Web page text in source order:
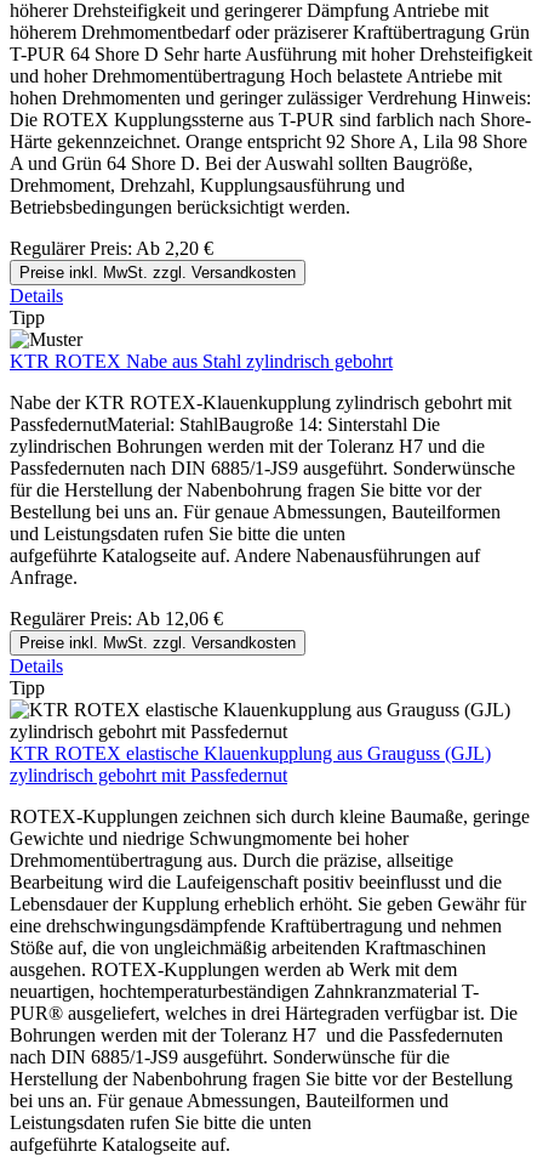
höherer Drehsteifigkeit und geringerer Dämpfung Antriebe mit
höherem Drehmomentbedarf oder präziserer Kraftübertragung Grün
T-PUR 64 Shore D Sehr harte Ausführung mit hoher Drehsteifigkeit
und hoher Drehmomentübertragung Hoch belastete Antriebe mit
hohen Drehmomenten und geringer zulässiger Verdrehung Hinweis:
Die ROTEX Kupplungssterne aus T-PUR sind farblich nach Shore-
Härte gekennzeichnet. Orange entspricht 92 Shore A, Lila 98 Shore
A und Grün 64 Shore D. Bei der Auswahl sollten Baugröße,
Drehmoment, Drehzahl, Kupplungsausführung und
Betriebsbedingungen berücksichtigt werden.
Regulärer Preis: Ab 2,20 €
Preise inkl. MwSt. zzgl. Versandkosten
Details
Tipp
KTR ROTEX Nabe aus Stahl zylindrisch gebohrt
Nabe der KTR ROTEX-Klauenkupplung zylindrisch gebohrt mit
PassfedernutMaterial: StahlBaugroße 14: Sinterstahl Die
zylindrischen Bohrungen werden mit der Toleranz H7 und die
Passfedernuten nach DIN 6885/1-JS9 ausgeführt. Sonderwünsche
für die Herstellung der Nabenbohrung fragen Sie bitte vor der
Bestellung bei uns an. Für genaue Abmessungen, Bauteilformen
und Leistungsdaten rufen Sie bitte die unten
aufgeführte Katalogseite auf. Andere Nabenausführungen auf
Anfrage.
Regulärer Preis: Ab 12,06 €
Preise inkl. MwSt. zzgl. Versandkosten
Details
Tipp
KTR ROTEX elastische Klauenkupplung aus Grauguss (GJL)
zylindrisch gebohrt mit Passfedernut
ROTEX-Kupplungen zeichnen sich durch kleine Baumaße, geringe
Gewichte und niedrige Schwungmomente bei hoher
Drehmomentübertragung aus. Durch die präzise, allseitige
Bearbeitung wird die Laufeigenschaft positiv beeinflusst und die
Lebensdauer der Kupplung erheblich erhöht. Sie geben Gewähr für
eine drehschwingungsdämpfende Kraftübertragung und nehmen
Stöße auf, die von ungleichmäßig arbeitenden Kraftmaschinen
ausgehen. ROTEX-Kupplungen werden ab Werk mit dem
neuartigen, hochtemperaturbeständigen Zahnkranzmaterial T-
PUR® ausgeliefert, welches in drei Härtegraden verfügbar ist. Die
Bohrungen werden mit der Toleranz H7 und die Passfedernuten
nach DIN 6885/1-JS9 ausgeführt. Sonderwünsche für die
Herstellung der Nabenbohrung fragen Sie bitte vor der Bestellung
bei uns an. Für genaue Abmessungen, Bauteilformen und
Leistungsdaten rufen Sie bitte die unten
aufgeführte Katalogseite auf.